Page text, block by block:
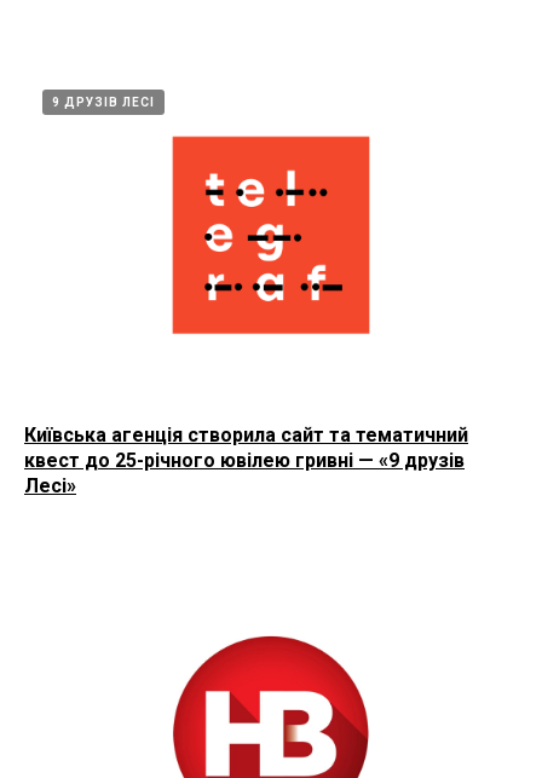
9 ДРУЗІВ ЛЕСІ
Київська агенція створила сайт та тематичний
квест до 25-річного ювілею гривні — «9 друзів
Лесі»